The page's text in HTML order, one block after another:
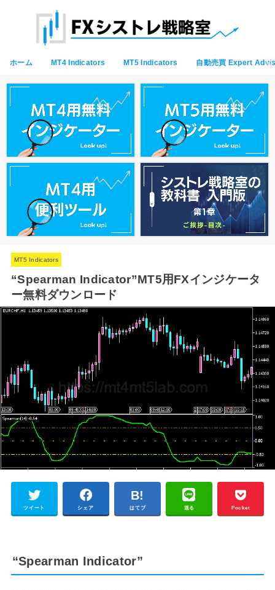
ホーム MT4 Indicators MT5 Indicators 自動売買 Expert
MT5 Indicators
“Spearman Indicator”MT5用FXインジケータ
ー無料ダウンロード
ツイート シェア はてブ 送る Pocket
“Spearman Indicator”